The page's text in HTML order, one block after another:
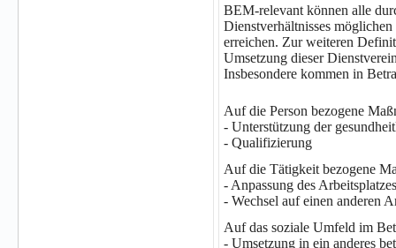
BEM-relevant können alle
Dienstverhältnisses
erreichen. Zur weiteren
Umsetzung dieser
Insbesondere kommen in
Auf die Person bezogene
- Unterstützung der
- Qualifizierung
Auf die Tätigkeit bezogene
- Anpassung des
- Wechsel auf einen anderen
Auf das soziale Umfeld im
- Umsetzung in ein anderes